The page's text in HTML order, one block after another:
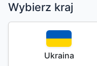
Wybierz kraj
Ukraina